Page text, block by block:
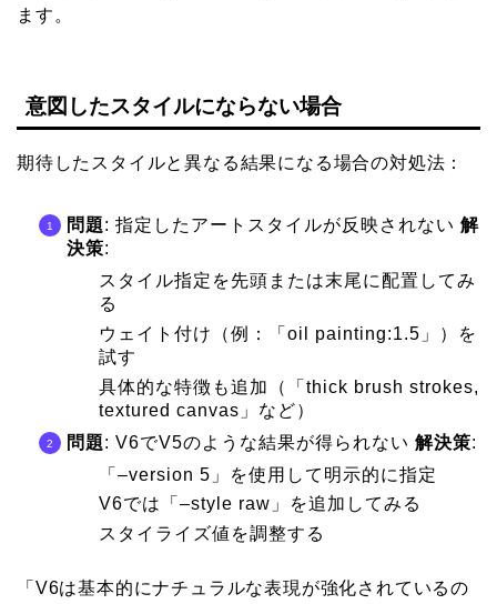
ます。
意図したスタイルにならない場合
期待したスタイルと異なる結果になる場合の対処法：
問題: 指定したアートスタイルが反映されない 解
決策:
スタイル指定を先頭または末尾に配置してみ
る
ウェイト付け（例：「oil painting:1.5」）を
試す
具体的な特徴も追加（「thick brush strokes,
textured canvas」など）
問題: V6でV5のような結果が得られない 解決策:
「–version 5」を使用して明示的に指定
V6では「–style raw」を追加してみる
スタイライズ値を調整する
「V6は基本的にナチュラルな表現が強化されているの